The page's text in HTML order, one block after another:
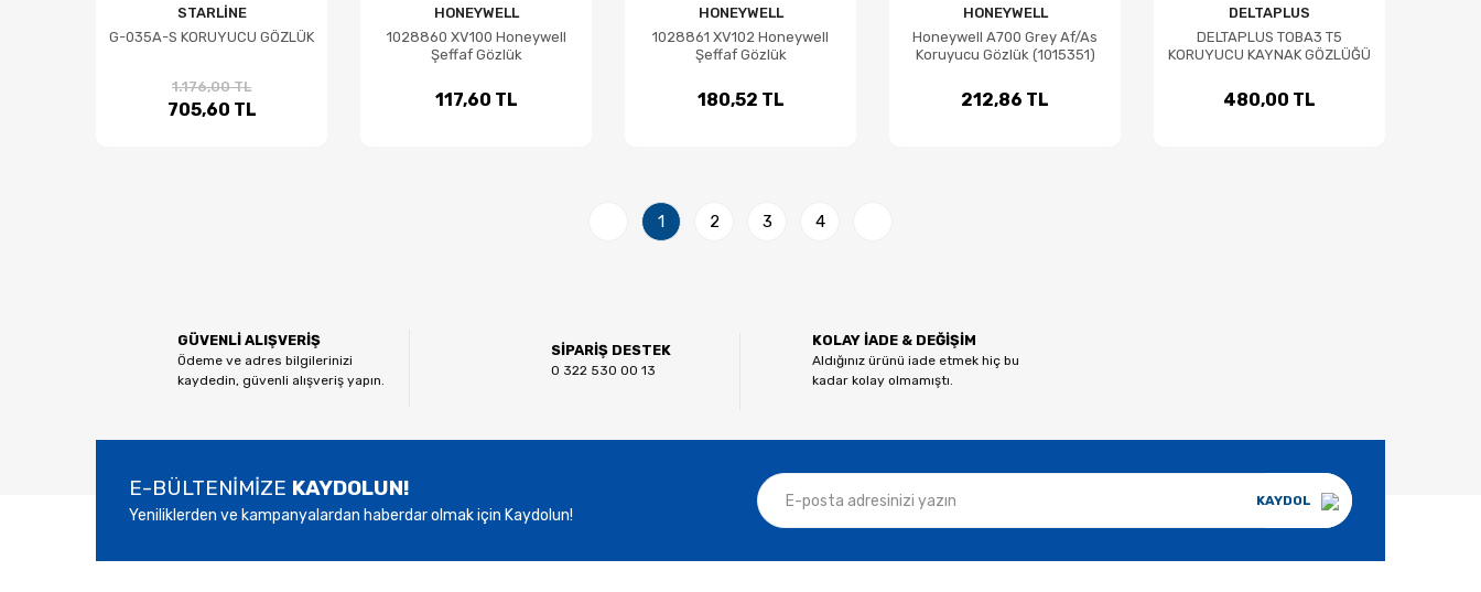
STARLİNE
G-035A-S KORUYUCU GÖZLÜK
1.176,00 TL
705,60 TL
HONEYWELL
1028860 XV100 Honeywell
Şeffaf Gözlük
117,60 TL
HONEYWELL
1028861 XV102 Honeywell
Şeffaf Gözlük
180,52 TL
HONEYWELL
Honeywell A700 Grey Af/As
Koruyucu Gözlük (1015351)
212,86 TL
DELTAPLUS
DELTAPLUS TOBA3 T5
KORUYUCU KAYNAK GÖZLÜĞÜ
480,00 TL
1 2 3 4
GÜVENLİ ALIŞVERİŞ
Ödeme ve adres bilgilerinizi
kaydedin, güvenli alışveriş yapın.
SİPARİŞ DESTEK
0 322 530 00 13
KOLAY İADE & DEĞİŞİM
Aldığınız ürünü iade etmek hiç bu
kadar kolay olmamıştı.
E-BÜLTENİMİZE KAYDOLUN!
Yeniliklerden ve kampanyalardan haberdar olmak için Kaydolun!
KAYDOL